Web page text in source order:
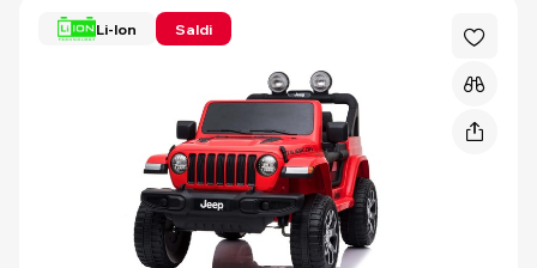
Li-Ion Saldi